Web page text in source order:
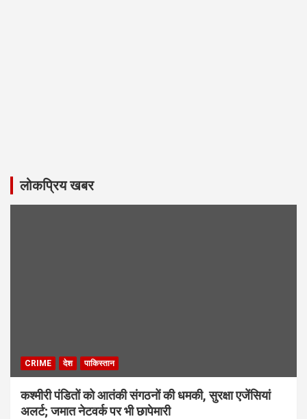
लोकप्रिय खबर
CRIME देश पाकिस्तान
कश्मीरी पंडितों को आतंकी संगठनों की धमकी, सुरक्षा एजेंसियां
अलर्ट; जमात नेटवर्क पर भी छापेमारी